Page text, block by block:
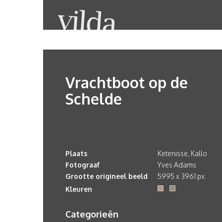
Vrachtboot op de
Schelde
Plaats
Ketenisse, Kallo
Fotograaf
Yves Adams
Grootte origineel beeld
5995 x 3961 px.
Kleuren
Categorieën